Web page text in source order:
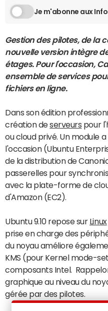
Je m'abonne aux
Gestion des pilotes, de la
nouvelle version intègre
étages. Pour l'occasion,
ensemble de services
fichiers en ligne.
Dans son édition
création deserveurs pour
ou cloud privé. Un module
l'occasion (Ubuntu
de la distribution de
passerelles pour
avec la plate-forme de
d'Amazon (EC2).
Ubuntu 9.10 repose sur Linux
prise en charge des
du noyau améliore
KMS (pour Kernel mode-
composants Intel.
graphique au niveau du
gérée par des pilotes.